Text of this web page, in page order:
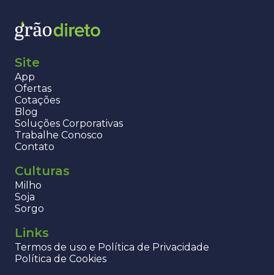
Site
App
Ofertas
Cotações
Blog
Soluções Corporativas
Trabalhe Conosco
Contato
Culturas
Milho
Soja
Sorgo
Links
Termos de uso e Política de Privacidade
Política de Cookies